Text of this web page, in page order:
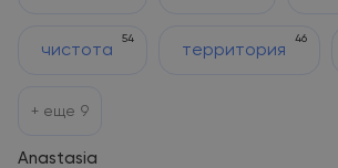
чистота
54
территория
46
+ еще 9
Anastasia